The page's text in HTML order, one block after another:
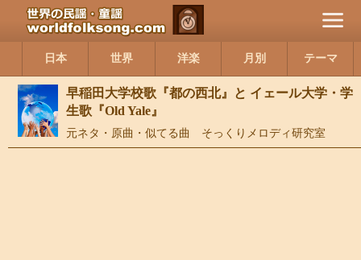
日本 世界 洋楽 月別 テーマ
早稲田大学校歌『都の西北』と イェール大学・学
生歌『Old Yale』
元ネタ・原曲・似てる曲 そっくりメロディ研究室